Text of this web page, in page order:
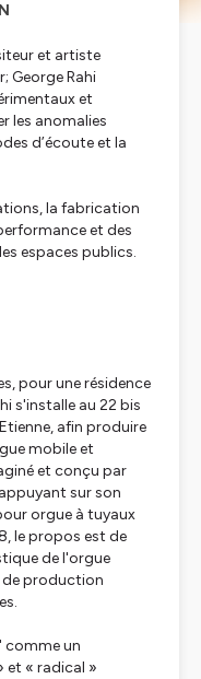
et artiste
George Rahi
et
les anomalies
d’écoute et la
la fabrication
et des
espaces publics.
pour une résidence
s'installe au 22 bis
afin produire
mobile et
et conçu par
sur son
orgue à tuyaux
le propos est de
de l'orgue
de production
comme un
et « radical »